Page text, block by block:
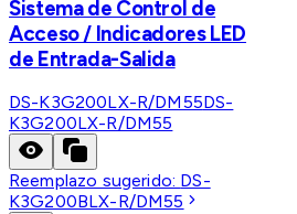
Sistema de Control de
Acceso / Indicadores LED
de Entrada-Salida
DS-K3G200LX-R/DM55DS-
K3G200LX-R/DM55
Reemplazo sugerido: DS-
K3G200BLX-R/DM55